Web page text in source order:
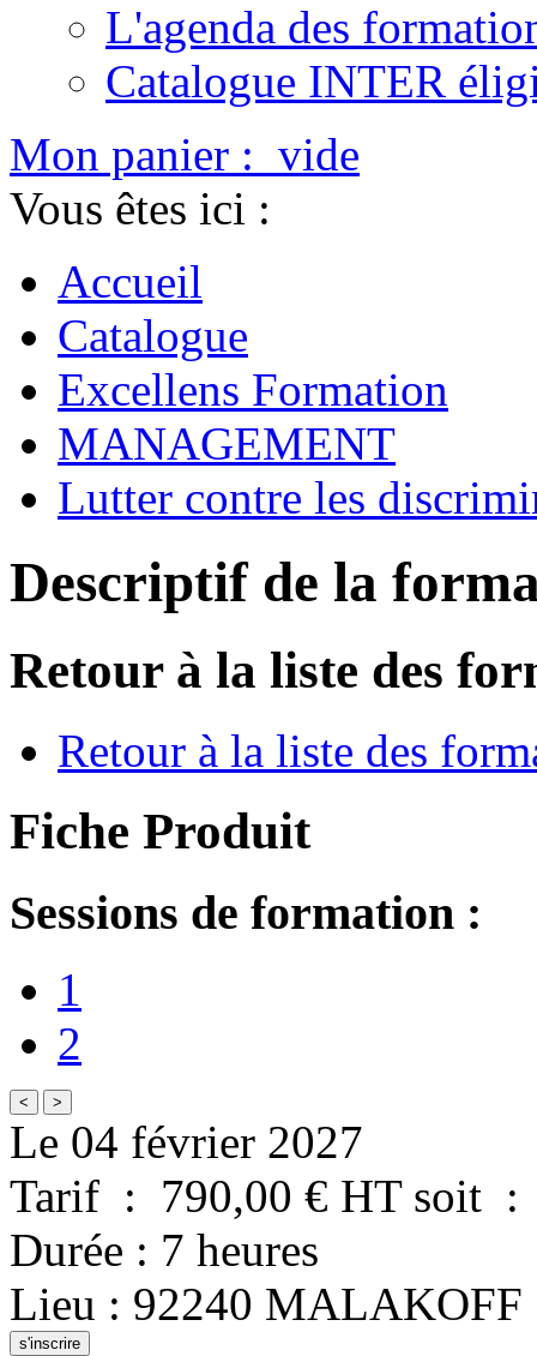
L'agenda des
Catalogue INTER
Mon panier : vide
Vous êtes ici :
Accueil
Catalogue
Excellens Formation
MANAGEMENT
Lutter contre les
Descriptif de la
Retour à la liste des
Retour à la liste des
Fiche Produit
Sessions de formation :
1
2
< >
Le 04 février 2027
Tarif : 790,00 € HT soit :
Durée : 7 heures
Lieu : 92240 MALAKOFF
s'inscrire